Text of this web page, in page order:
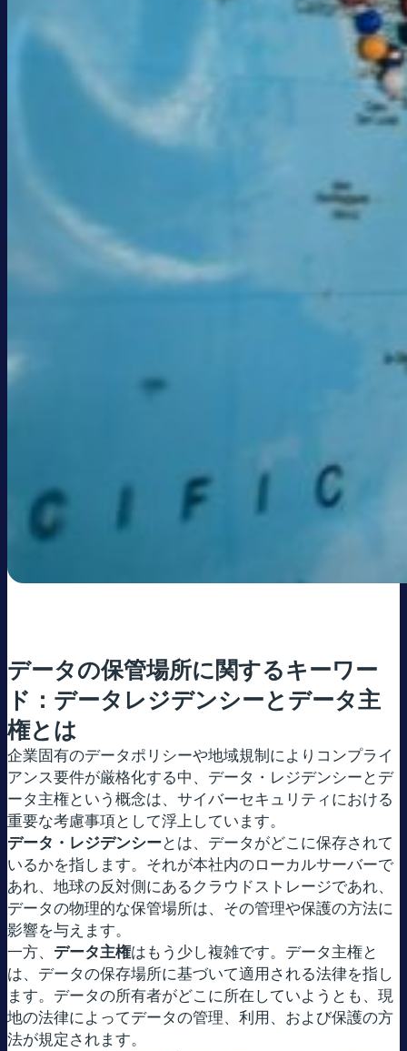
データの保管場所に関するキーワー
ド：データレジデンシーとデータ主
権とは
企業固有のデータポリシーや地域規制によりコンプライ
アンス要件が厳格化する中、データ・レジデンシーとデ
ータ主権という概念は、サイバーセキュリティにおける
重要な考慮事項として浮上しています。
データ・レジデンシーとは、データがどこに保存されて
いるかを指します。それが本社内のローカルサーバーで
あれ、地球の反対側にあるクラウドストレージであれ、
データの物理的な保管場所は、その管理や保護の方法に
影響を与えます。
一方、 データ主権はもう少し複雑です。データ主権と
は、データの保存場所に基づいて適用される法律を指し
ます。データの所有者がどこに所在していようとも、現
地の法律によってデータの管理、利用、および保護の方
法が規定されます。